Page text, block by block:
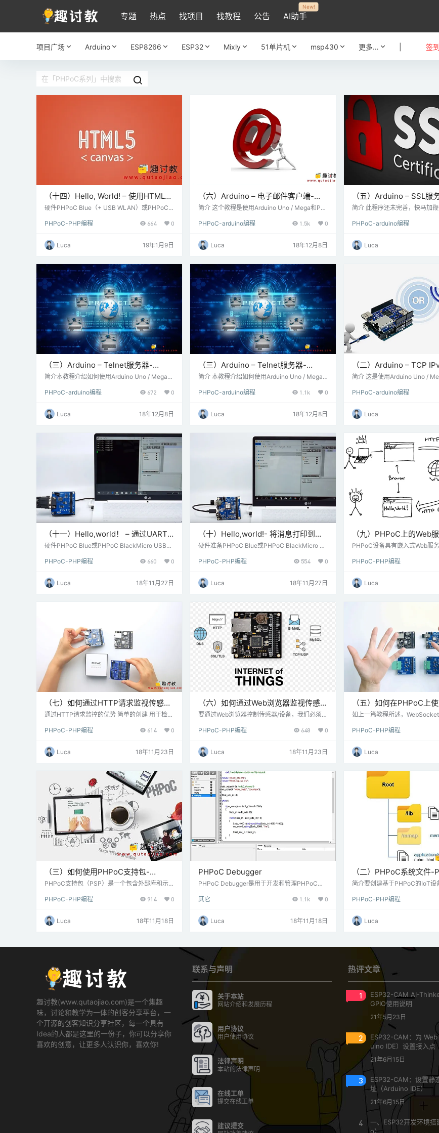
专题 热点 找项目 找教程 公告 AI助手
New!
项目广场 Arduino ESP8266 ESP32 Mixly 51单片机 msp430 更多… 签
（十四）Hello, World! – 使用HTML5
Canvas绘图—PHPoC
硬件PHPoC Blue（+ USB WLAN）或PHPoC B
码上传到PHPoC设备）快速步骤此示例的源代
要：下载PHPoC支持包。将示例\ p4s \ 05.html
5_graphics \ 00.hello上传到PHPoC Blue / Blac
PHPoC-PHP编程 664 0
Luca 19年1月9日
（六）Arduino – 电子邮件客户端-
PHPoC
简介 这个教程是使用Arduino Uno / Mega和PH
一 材料准备 硬件准备： Arduino Uno或Mega P
ld（P4S-348） 软件准备： Arduino IDE 步骤
二 电路搭建 将PHPoC Shield或PHPoC WiFi Sh
PHPoC-arduino编程 1.5k 0
Luca 18年12月8日
（五）Arduino – SSL服
简介 此程序还未完善，快马加
o Uno或Mega PHPoC Shield
duino IDE 步骤二 电路搭建 将
PHPoC WiFi Shield连接到在
PHPoC-arduino编程
Luca
（三）Arduino – Telnet服务器-
PHPoC
简介本教程介绍如何使用Arduino Uno / Mega和
个Telnet客户端的Telnet服务器。它将任何传入
打印到串行监视器上。步骤一 材料准备硬件准
备：Arduino Uno或MegaPHPoC Shield（P4S
PHPoC-arduino编程 672 0
Luca 18年12月8日
（三）Arduino – Telnet服务器-
PHPoC
简介 本教程介绍如何使用Arduino Uno / Mega
达4个Telnet客户端的Telnet服务器。 它将任何
息也会打印到串行监视器上。 步骤一 材料准备
硬件准备： Arduino Uno或Mega PHPoC Shiel
PHPoC-arduino编程 1.1k 0
Luca 18年12月8日
（二）Arduino – TCP
器
简介 这是使用Arduino Uno /
求并获取Web内容作为响应的
准备 硬件准备： Arduino Uno或
Shield（P4S-347）或PHPoC
PHPoC-arduino编程
Luca
（十一）Hello,world！ – 通过UART
发送数据-PHPoC
硬件PHPoC Blue或PHPoC BlackMicro USB转
板（PES-2201）RS232转USB数据线（DB9母
（PSP）的一部分。你需要：下载PHPoC支持
包。将示例\ p4s \ 01.php_task \ 06.uart_hello
PHPoC-PHP编程 660 0
Luca 18年11月27日
（十）Hello,world!- 将消息打印到
PHPoC调试器控制台-PHPoC
硬件准备PHPoC Blue或PHPoC BlackMicro U
速步骤 此示例的源代码是PHPoC支持包（PS
示例\ p4s \ 01.php_task \ 00.hello上传到PHPo
C Blue / Black。 单击PHPoC Debugger上的
PHPoC-PHP编程 554 0
Luca 18年11月27日
（九）PHPoC上的Web
作-PHPoC
PHPoC设备具有嵌入式Web服
我们看看它是如何工作的。 在
览器访问它。 当您在Web浏览器
的IP地址时，Web浏览器实际上
PHPoC-PHP编程
Luca
（七）如何通过HTTP请求监视传感器/
设备-PHPoC
通过HTTP请求监控的优势 简单的创建 用于检查
方法不需要在系统循环中运行任何代码。它只需
p）。 写下代码。 将其上传到PHPoC设备。 通
过PC或智能手机上的Web浏览器访问网页（请
码：必需。此代码从传感器/设备读取状态/值并
将状态/值打印到网页（以更新H…
PHPoC-PHP编程 614 0
Luca 18年11月23日
（六）如何通过Web浏览器监视传感
器/设备-PHPoC
要通过Web浏览器控制传感器/设备，我们必须将
种方法可以直接从Web浏览器向传感器/设备发送
两种方法可以通过Web浏览器直接控制设备。每
种方法都有自己的优点 通过HTTP请求控制 简单
闭LED）通过WebSocket控制 方便创建图形用
户界面 用于控制设备的…
PHPoC-PHP编程 648 0
Luca 18年11月23日
（五）如何在PHPoC上
WebSocket创建嵌入式
如上一篇教程所述，
首先需要创建WebSocket连接
ket连接服务器端服务器端代码
它在系统循环中运行。 PHP代
PHPoC-PHP编程
Luca
（三）如何使用PHPoC支持包-
PHPoC
PHPoC支持包（PSP）是一个包含外部库和示
本教程介绍如何使用此包中的示例。只需点击一
和示例。示例是多种多样的，从“你好，世界”到
网络任务以及如何以不同方式使用各种传感器/执
器，超声波传感器，伺服电机，步进电机。PS…
PHPoC-PHP编程 914 0
Luca 18年11月18日
PHPoC Debugger
PHPoC Debugger是用于开发和管理PHPoC产
下载文件，添加/编辑/删除文件，实时调试PHPo
Debugger的功能及特征向PHPoC产品上传php
文件将PHPoC产品的php文件下载本地电脑编辑
其它 1.1k 0
Luca 18年11月18日
（二）PHPoC系统文件-
简介要创建基于PHPoC的IoT设
oC IDE）将其上传到PHPoC硬
可以上传到PHPoC设备。
结构我们可以通过PHPoC
PHPoC-PHP编程
Luca
趣讨教(www.qutaojiao.com)是一个集趣
味，讨论和教学为一体的创客分享平台，一
个开源的创客知识分享社区，每一个具有
Idea的人都是这里的一份子，你可以分享你
喜欢的创意，让更多人认识你，喜欢你!
联系与声明
关于本站
网站介绍和发展历程
用户协议
用户使用协议
法律声明
本站的法律声明
在线工单
提交在线工单
建议提交
热评文章
1
ESP32-CAM AI-
GPIO使用说明
21年5月23日
2
ESP32-CAM：为
uino IDE）设置接入点
21年6月15日
3
ESP32-CAM：设置静
址（Arduino IDE）
21年6月15日
4
一、ESP32开发环境
o）